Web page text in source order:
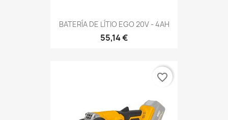
BATERÍA DE LÍTIO EGO 20V - 4AH
55,14 €
favorite_border